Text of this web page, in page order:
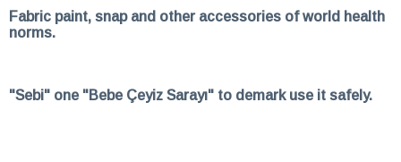
Fabric paint, snap and other accessories of world health
norms.
"Sebi" one "Bebe Çeyiz Sarayı" to demark use it safely.